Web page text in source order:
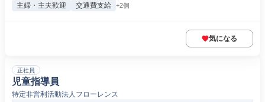
主婦・主夫歓迎 交通費支給 +2個
気になる
正社員
児童指導員
特定非営利活動法人フローレンス